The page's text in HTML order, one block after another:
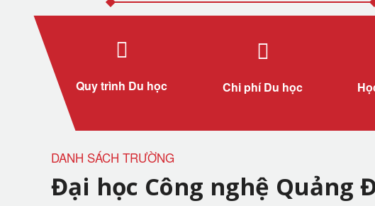
Quy trình Du học Chi phí Du học
DANH SÁCH TRƯỜNG
Đại học Công nghệ Quảng